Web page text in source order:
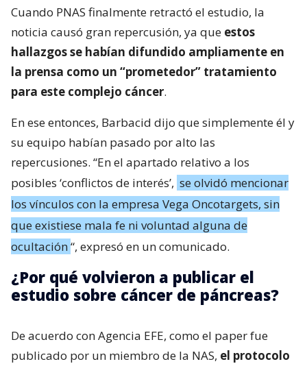
Cuando PNAS finalmente retractó el estudio, la
noticia causó gran repercusión, ya que estos
hallazgos se habían difundido ampliamente en
la prensa como un “prometedor” tratamiento
para este complejo cáncer.
En ese entonces, Barbacid dijo que simplemente él y
su equipo habían pasado por alto las
repercusiones. “En el apartado relativo a los
posibles ‘conflictos de interés’, se olvidó mencionar
los vínculos con la empresa Vega Oncotargets, sin
que existiese mala fe ni voluntad alguna de
ocultación“, expresó en un comunicado.
¿Por qué volvieron a publicar el
estudio sobre cáncer de páncreas?
De acuerdo con Agencia EFE, como el paper fue
publicado por un miembro de la NAS, el protocolo